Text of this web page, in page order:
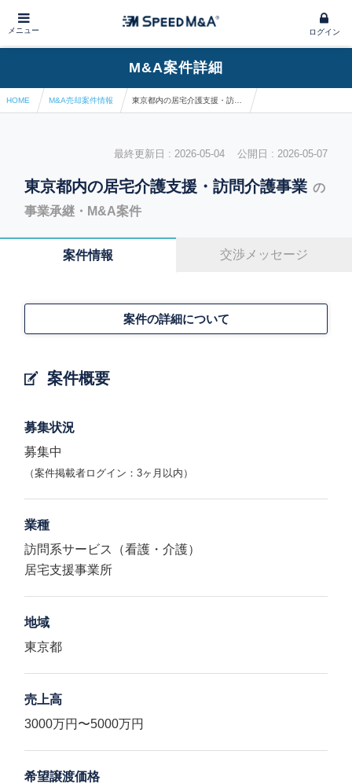
メニュー ログイン
M&A案件詳細
HOME M&A売却案件情報
最終更新日 : 2026-05-04 公開日 : 2026-05-07
東京都内の居宅介護支援・訪問介護事業 の
事業承継・M&A案件
案件情報 交渉メッセージ
案件概要
案件の詳細について
募集状況
募集中
（案件掲載者ログイン：3ヶ月以内）
業種
訪問系サービス（看護・介護）
居宅支援事業所
地域
東京都
売上高
3000万円〜5000万円
希望譲渡価格